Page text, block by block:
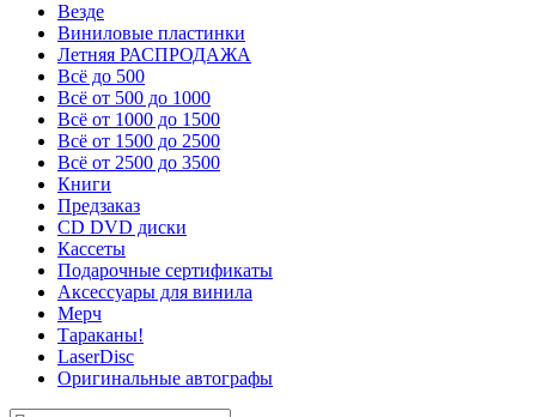
Везде
Виниловые пластинки
Летняя РАСПРОДАЖА
Всё до 500
Всё от 500 до 1000
Всё от 1000 до 1500
Всё от 1500 до 2500
Всё от 2500 до 3500
Книги
Предзаказ
CD DVD диски
Кассеты
Подарочные сертификаты
Аксессуары для винила
Мерч
Тараканы!
LaserDisc
Оригинальные автографы